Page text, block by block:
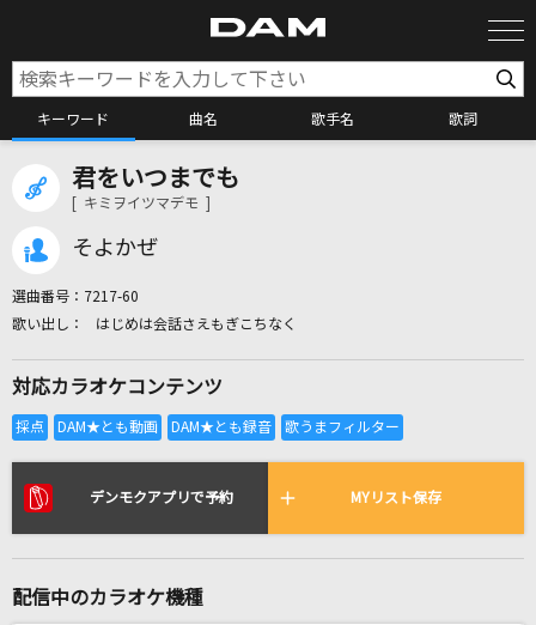
キーワード 曲名 歌手名 歌詞
カラオケ検索
全国りれき
リアルタイムで歌われている曲の一覧
君をいつまでも
[ キミヲイツマデモ ]
そよかぜ
選曲番号： 7217-60
はじめは会話さえもぎこちなく
対応カラオケコンテンツ
デンモクアプリで予約 MYリスト保存
配信中のカラオケ機種